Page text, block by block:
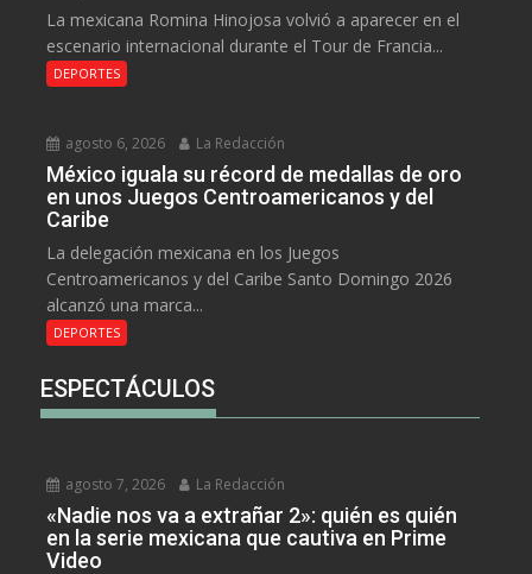
La mexicana Romina Hinojosa volvió a aparecer en el
escenario internacional durante el Tour de Francia...
DEPORTES
agosto 6, 2026 La Redacción
México iguala su récord de medallas de oro
en unos Juegos Centroamericanos y del
Caribe
La delegación mexicana en los Juegos
Centroamericanos y del Caribe Santo Domingo 2026
alcanzó una marca...
DEPORTES
ESPECTÁCULOS
agosto 7, 2026 La Redacción
«Nadie nos va a extrañar 2»: quién es quién
en la serie mexicana que cautiva en Prime
Video